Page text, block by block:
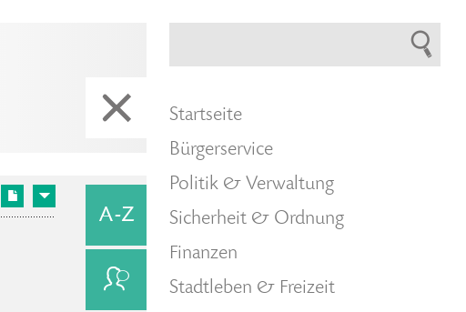
Startseite
Bürgerservice
Politik & Verwaltung
Sicherheit & Ordnung
Finanzen
Stadtleben & Freizeit